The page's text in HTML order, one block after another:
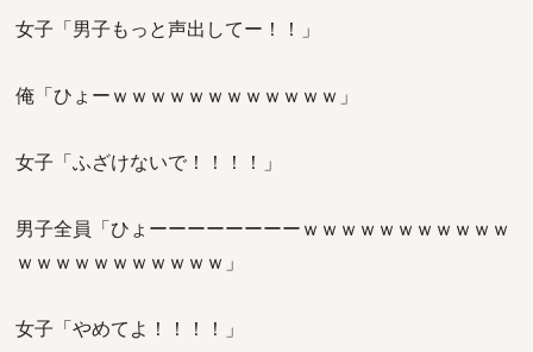
女子「男子もっと声出してー！！」
俺「ひょーｗｗｗｗｗｗｗｗｗｗｗｗ」
女子「ふざけないで！！！！」
男子全員「ひょーーーーーーーーｗｗｗｗｗｗｗｗｗｗｗ
ｗｗｗｗｗｗｗｗｗｗｗ」
女子「やめてよ！！！！」